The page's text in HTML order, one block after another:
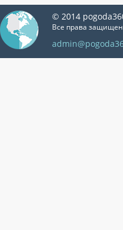
© 2014
Все права